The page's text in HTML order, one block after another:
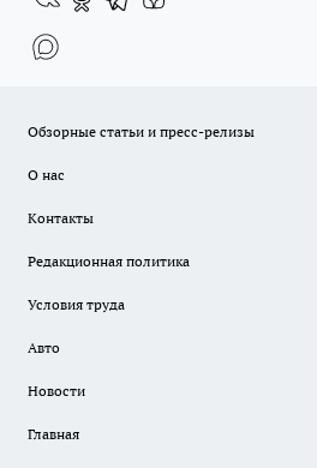
Обзорные статьи и пресс-релизы
О нас
Контакты
Редакционная политика
Условия труда
Авто
Новости
Главная